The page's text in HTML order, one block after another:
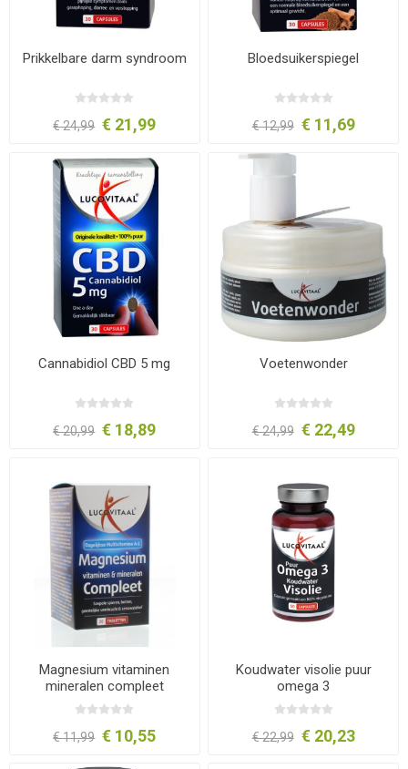
Prikkelbare darm syndroom
€ 24,99 € 21,99
Bloedsuikerspiegel
€ 12,99 € 11,69
Cannabidiol CBD 5 mg
€ 20,99 € 18,89
Voetenwonder
€ 24,99 € 22,49
Magnesium vitaminen
mineralen compleet
€ 11,99 € 10,55
Koudwater visolie puur
omega 3
€ 22,99 € 20,23